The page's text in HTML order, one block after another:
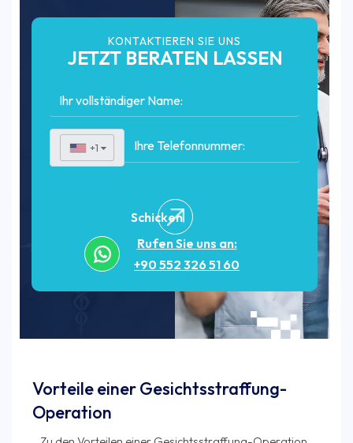
KONTAKTIEREN SIE UNS
JETZT BERATEN LASSEN
+1 ▼
Schicken
Rufen Sie uns an:
+90 552 326 51 60
Vorteile einer Gesichtsstraffung-
Operation